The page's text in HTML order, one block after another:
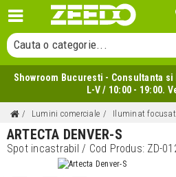
Cauta un produs...
Cauta o categorie...
Cauta un producator...
Cauta un produs...
Showroom Bucuresti - Consultanta
L-V / 10:00 - 19:00.
Lumini comerciale Iluminat focusat
ARTECTA DENVER-S
Spot incastrabil/ Cod Produs: ZD-